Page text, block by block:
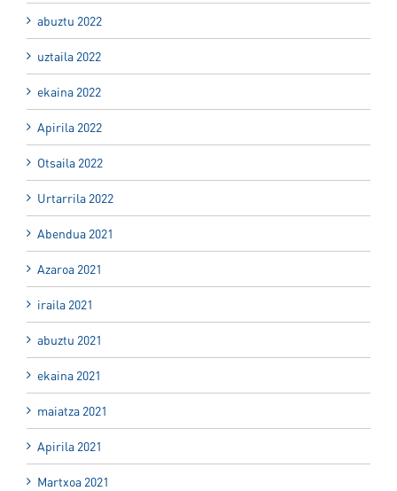
abuztu 2022
uztaila 2022
ekaina 2022
Apirila 2022
Otsaila 2022
Urtarrila 2022
Abendua 2021
Azaroa 2021
iraila 2021
abuztu 2021
ekaina 2021
maiatza 2021
Apirila 2021
Martxoa 2021